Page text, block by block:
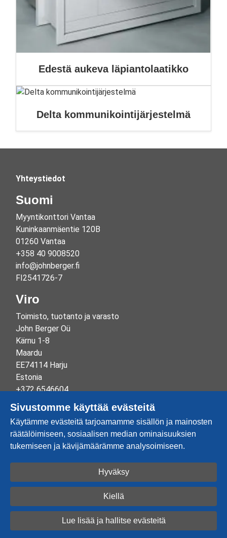
Edestä aukeva läpiantolaatikko
Delta kommunikointijärjestelmä
Yhteystiedot
Suomi
Myyntikonttori Vantaa
Kuninkaanmäentie 120B
01260 Vantaa
+358 40 9008520
info@johnberger.fi
FI2541726-7
Viro
Toimisto, tuotanto ja varasto
John Berger Oü
Kärnu 1-8
Maardu
EE74114 Harju
Estonia
+372 6546604
info@johnberger.ee
Reg.nr 10265834
EE100332513
Luo tili
Kirjaudu sisään
2026 © John Berger OÜ
Powered by
Sivustomme käyttää evästeitä
Käytämme evästeitä tarjoamamme sisällön ja mainosten
räätälöimiseen, sosiaalisen median ominaisuuksien
tukemiseen ja kävijämäärämme analysoimiseen.
Hyväksy
Kiellä
Lue lisää ja hallitse evästeitä